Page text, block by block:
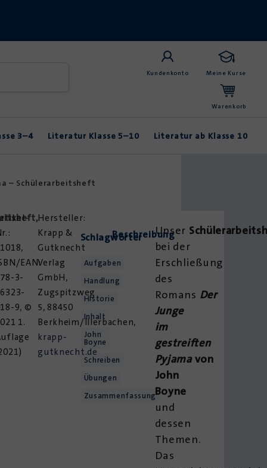
Kundenkonto Meine Kurse
Warenkorb
3–4 Literatur Klasse 5–10 Literatur ab Klasse 10
– Schülerarbeitsheft
,
EAN:
3-
9, ©
1.
Krapp &
Gutknecht
Verlag
GmbH,
Zugspitzweg
5, 88450
Berkheim/Illerbachen,
krapp-
gutknecht.de
Schlagwörter
Aufgaben
Handlung
Historie
Inhalt
John
Boyne
Schreiben
Übungen
Zusammenfassung
Beschreibung
Unser
bei der
Erschließung
des
Romans Der
Junge
im
gestreiften
Pyjamavon
John
Boyne
und
dessen
Themen.
Das